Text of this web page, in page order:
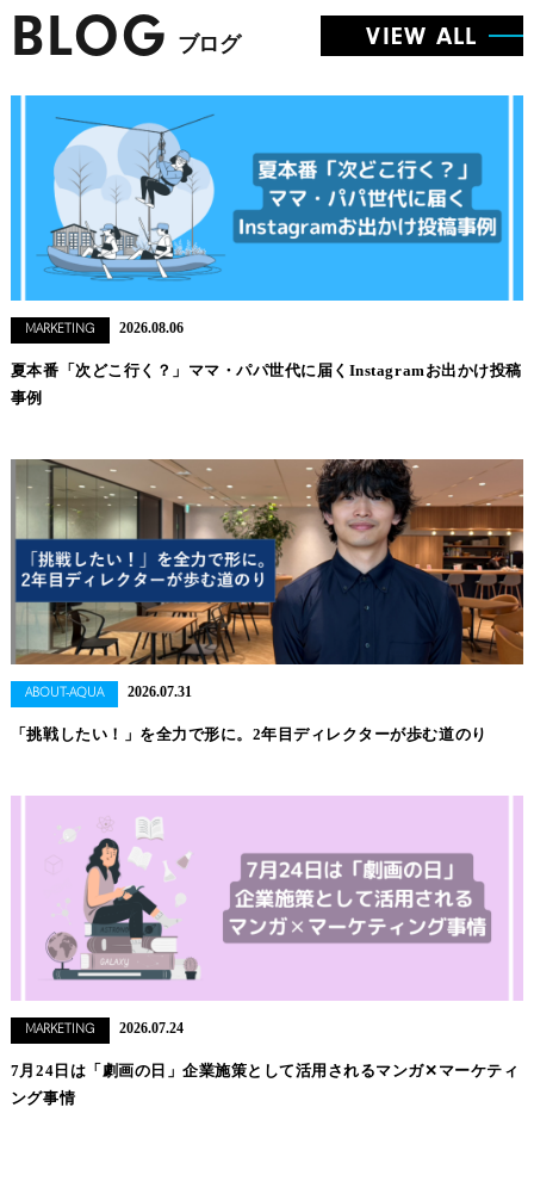
BLOG ブログ VIEW ALL
MARKETING 2026.08.06
夏本番「次どこ行く？」ママ・パパ世代に届くInstagramお出かけ投稿
事例
ABOUT-AQUA 2026.07.31
「挑戦したい！」を全力で形に。2年目ディレクターが歩む道のり
MARKETING 2026.07.24
7月24日は「劇画の日」企業施策として活用されるマンガ✕マーケティ
ング事情